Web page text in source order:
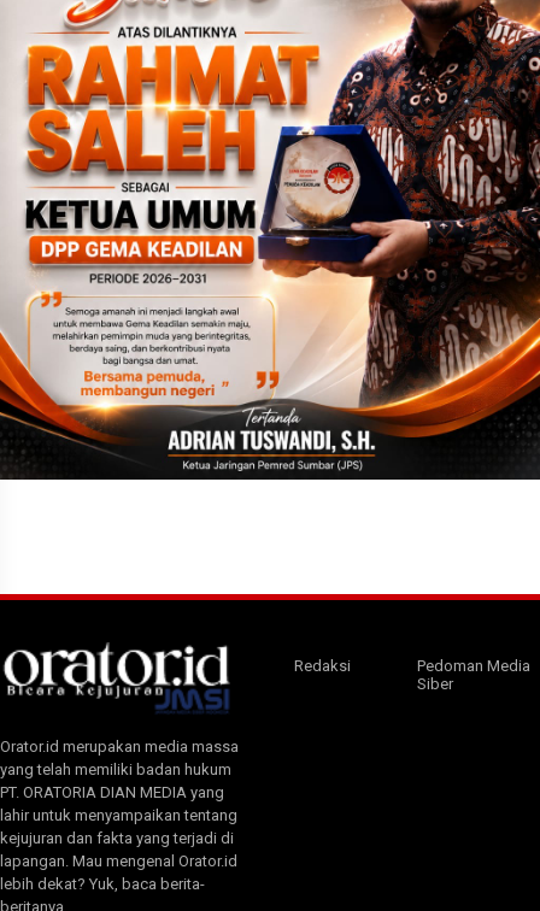
Orator.id merupakan media massa
yang telah memiliki badan hukum
PT. ORATORIA DIAN MEDIA yang
lahir untuk menyampaikan tentang
kejujuran dan fakta yang terjadi di
lapangan. Mau mengenal Orator.id
lebih dekat? Yuk, baca berita-
beritanya
Redaksi
Pedoman Media
Siber